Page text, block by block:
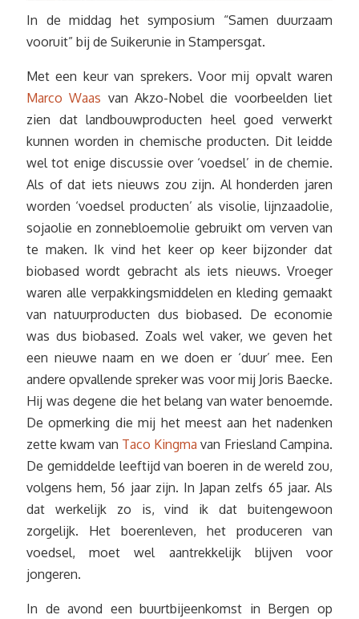
In de middag het symposium “Samen duurzaam
vooruit” bij de Suikerunie in Stampersgat.
Met een keur van sprekers. Voor mij opvalt waren
Marco Waas van Akzo-Nobel die voorbeelden liet
zien dat landbouwproducten heel goed verwerkt
kunnen worden in chemische producten. Dit leidde
wel tot enige discussie over ‘voedsel’ in de chemie.
Als of dat iets nieuws zou zijn. Al honderden jaren
worden ‘voedsel producten’ als visolie, lijnzaadolie,
sojaolie en zonnebloemolie gebruikt om verven van
te maken. Ik vind het keer op keer bijzonder dat
biobased wordt gebracht als iets nieuws. Vroeger
waren alle verpakkingsmiddelen en kleding gemaakt
van natuurproducten dus biobased. De economie
was dus biobased. Zoals wel vaker, we geven het
een nieuwe naam en we doen er ‘duur’ mee. Een
andere opvallende spreker was voor mij Joris Baecke.
Hij was degene die het belang van water benoemde.
De opmerking die mij het meest aan het nadenken
zette kwam van Taco Kingma van Friesland Campina.
De gemiddelde leeftijd van boeren in de wereld zou,
volgens hem, 56 jaar zijn. In Japan zelfs 65 jaar. Als
dat werkelijk zo is, vind ik dat buitengewoon
zorgelijk. Het boerenleven, het produceren van
voedsel, moet wel aantrekkelijk blijven voor
jongeren.
In de avond een buurtbijeenkomst in Bergen op